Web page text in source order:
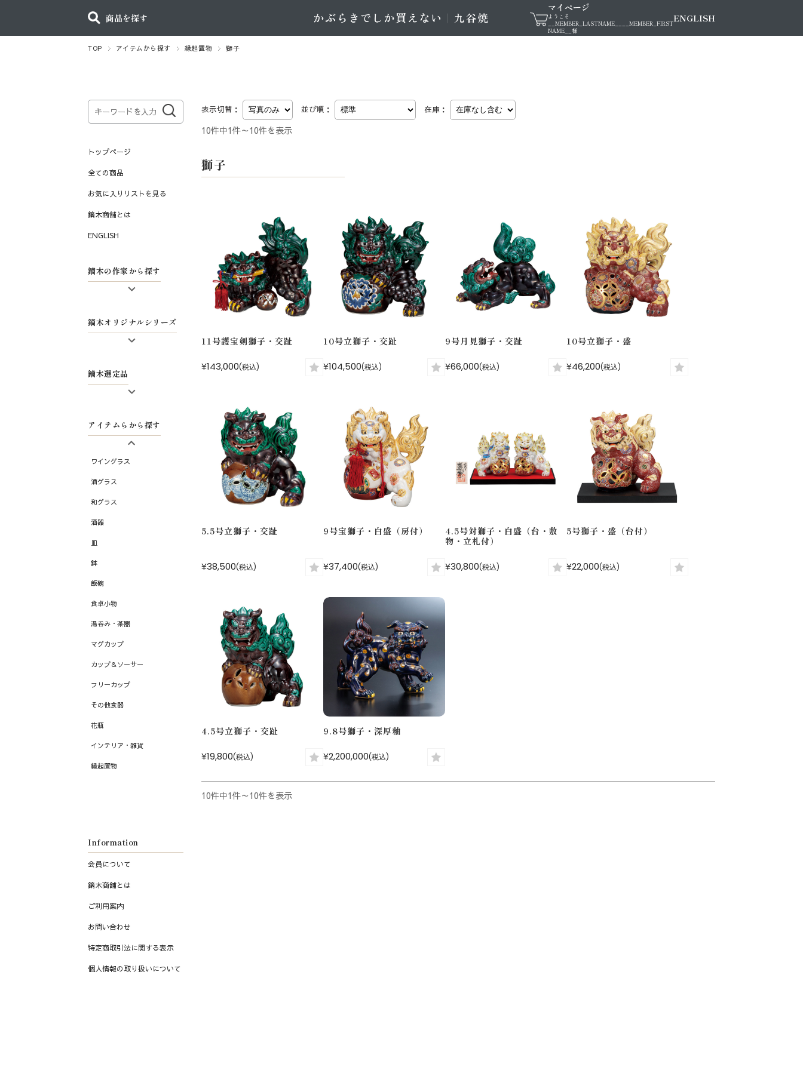
商品を探す
マイページ
ようこそ
__MEMBER_LASTNAME__
__MEMBER_FIRST
NAME__ 様
ENGLISH
TOP アイテムから探す 縁起置物 獅子
トップページ
全ての商品
お気に入りリストを見る
鏑木商舗とは
ENGLISH
鏑木の作家から探す
藤木美里
鏑木の工房作品
鏑木オリジナルシリーズ
特別価格ワイングラス
鏑木 縁起置物
BRANDALISED
アフタヌーンティー特集
九谷焼有名作家・窯もの
限定販売商品
コラボレーション九谷焼
鏑木選定品
清峰堂・九谷和グラス
アイテムらから探す
ワイングラス
酒グラス
和グラス
酒器
皿
鉢
飯碗
食卓小物
湯呑み・茶器
マグカップ
カップ＆ソーサー
フリーカップ
その他食器
花瓶
インテリア・雑貨
縁起置物
Information
会員について
鏑木商舗とは
ご利用案内
お問い合わせ
特定商取引法に関する表示
個人情報の取り扱いについて
表示切替： 並び順： 在庫：
10件中1件～10件を表示
獅子
11号護宝剣獅子・交趾
¥143,000(税込)
10号立獅子・交趾
¥104,500(税込)
9号月見獅子・交趾
¥66,000(税込)
10号立獅子・盛
¥46,200(税込)
5.5号立獅子・交趾
¥38,500(税込)
9号宝獅子・白盛（房付）
¥37,400(税込)
4.5号対獅子・白盛（台・敷
物・立札付）
¥30,800(税込)
5号獅子・盛（台付）
¥22,000(税込)
4.5号立獅子・交趾
¥19,800(税込)
9.8号獅子・深厚釉
¥2,200,000(税込)
10件中1件～10件を表示